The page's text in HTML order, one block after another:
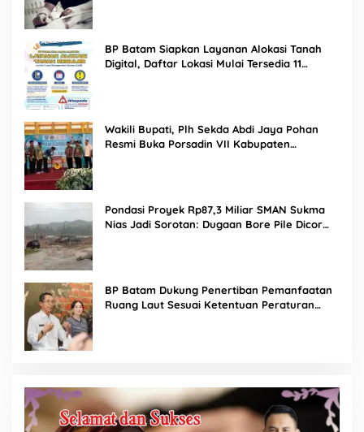
BP Batam Siapkan Layanan Alokasi Tanah
Digital, Daftar Lokasi Mulai Tersedia 11
Wakili Bupati, Plh Sekda Abdi Jaya Pohan
Resmi Buka Porsadin VII Kabupaten
Pondasi Proyek Rp87,3 Miliar SMAN Sukma
Nias Jadi Sorotan: Dugaan Bore Pile Dicor
BP Batam Dukung Penertiban Pemanfaatan
Ruang Laut Sesuai Ketentuan Peraturan